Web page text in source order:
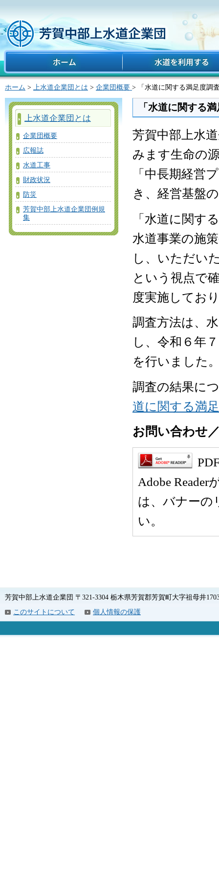
ホーム
水道を利用する
ホーム > 上水道企業団とは > 企業団概要 > 「水道に関する満足度調
「水道に関する
芳賀中部上水
みます生命の
「中長期経営
き、経営基盤
「水道に関す
水道事業の施
し、いただい
という視点で
度実施してお
調査方法は、
し、令和６年
を行いました
調査の結果に
道に関する満
お問い合わせ
Adobe Reader
は、バナーの
い。
上水道企業団とは
企業団概要
広報誌
水道工事
財政状況
防災
芳賀中部上水道企業団例規
集
芳賀中部上水道企業団 〒321-3304 栃木県芳賀郡芳賀町大字祖母井
このサイトについて
個人情報の保護